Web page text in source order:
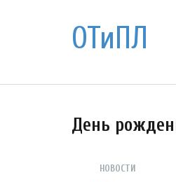
ОТиПЛ
День
НОВОСТИ